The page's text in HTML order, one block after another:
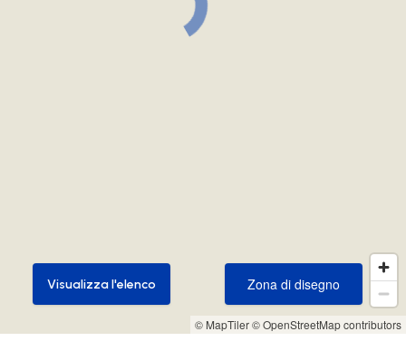
© MapTiler© OpenStreetMap contributors
Zona di disegno
Zona di disegno
Visualizza l'elenco
Visualizza l'elenco